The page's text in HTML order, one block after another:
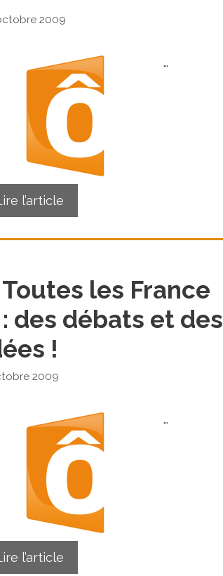
2009
…
l’article
les France
des débats et des
!
2009
…
l’article